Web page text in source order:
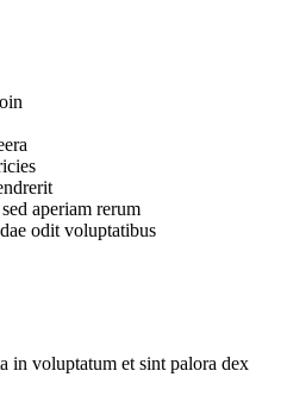
aperiam rerum
odit voluptatibus
in voluptatum et sint palora dex